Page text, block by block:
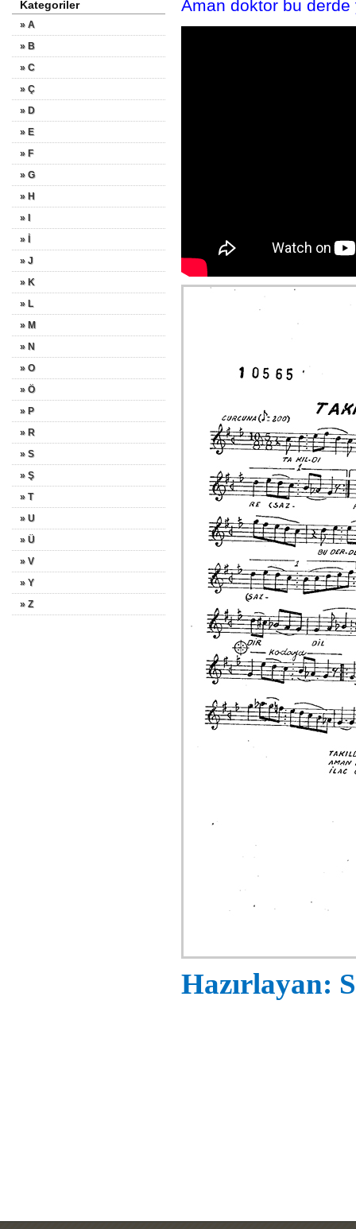
Kategoriler
» A
» B
» C
» Ç
» D
» E
» F
» G
» H
» I
» İ
» J
» K
» L
» M
» N
» O
» Ö
» P
» R
» S
» Ş
» T
» U
» Ü
» V
» Y
» Z
Aman doktor bu
Hazırlayan: